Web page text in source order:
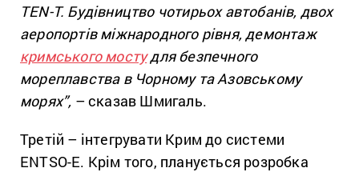
TEN-T. Будівництво чотирьох автобанів, двох
аеропортів міжнародного рівня, демонтаж
кримського мостудля безпечного
мореплавства в Чорному та Азовському
морях”, – сказав Шмигаль.
Третій – інтегрувати Крим до системи
ENTSO-E. Крім того, планується розробка